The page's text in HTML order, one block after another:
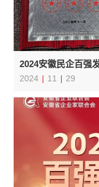
2024 11 29